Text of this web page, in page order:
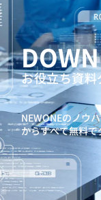
お役立ち資
NEWONEのノウ
からすべて無料